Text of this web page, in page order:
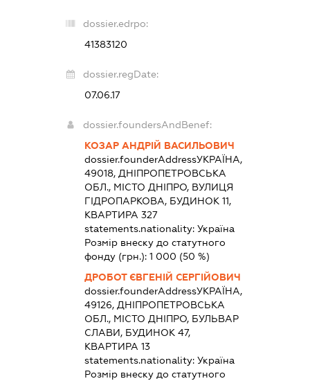
dossier.edrpo:
41383120
dossier.regDate:
07.06.17
dossier.foundersAndBenef:
КОЗАР АНДРІЙ ВАСИЛЬОВИЧ
dossier.founderAddressУКРАЇНА,
49018, ДНІПРОПЕТРОВСЬКА
ОБЛ., МІСТО ДНІПРО, ВУЛИЦЯ
ГІДРОПАРКОВА, БУДИНОК 11,
КВАРТИРА 327
statements.nationality: Україна
Розмір внеску до статутного
фонду (грн.): 1 000 (50 %)
ДРОБОТ ЄВГЕНІЙ СЕРГІЙОВИЧ
dossier.founderAddressУКРАЇНА,
49126, ДНІПРОПЕТРОВСЬКА
ОБЛ., МІСТО ДНІПРО, БУЛЬВАР
СЛАВИ, БУДИНОК 47,
КВАРТИРА 13
statements.nationality: Україна
Розмір внеску до статутного